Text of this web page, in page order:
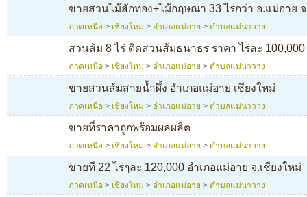
ขายสวนไม้สักทอง+ไม้กฤษณา 33 ไร่กว่า อ.แม่อาย จ
ภาคเหนือ > เชียงใหม่ > อำเภอแม่อาย > ตำบลแม่นาวาง
สวนส้ม 8 ไร่ ติดสวนส้มธนาธร ราคา ไร่ละ
ภาคเหนือ > เชียงใหม่ > อำเภอแม่อาย > ตำบลแม่นาวาง
ขายสวนส้มสายน้ำผึ้ง อำเภอแม่อาย เชียงใหม่
ภาคเหนือ > เชียงใหม่ > อำเภอแม่อาย > ตำบลแม่นาวาง
ขายที่ราคาถูกพร้อมผลผลิต
ภาคเหนือ > เชียงใหม่ > อำเภอแม่อาย > ตำบลแม่นาวาง
ขายที 22 ไร่ๆละ 120,000 อำเภอแม่อาย จ.เชียงใหม่
ภาคเหนือ > เชียงใหม่ > อำเภอแม่อาย > ตำบลแม่นาวาง